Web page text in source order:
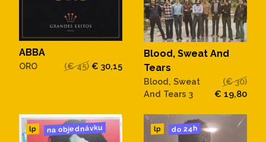
ABBA
ORO (€ 45) € 30,15
Blood, Sweat And
Tears
Blood, Sweat
And Tears 3
(€ 30)
€ 19,80
lp na objednávku lp do 24h